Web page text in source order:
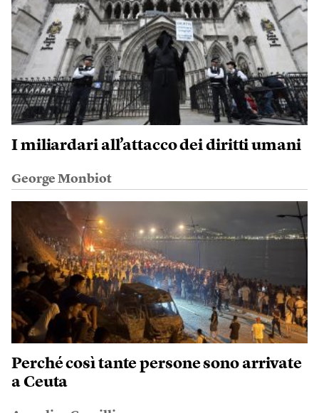
I miliardari all’attacco dei diritti umani
George Monbiot
Perché così tante persone sono arrivate
a Ceuta